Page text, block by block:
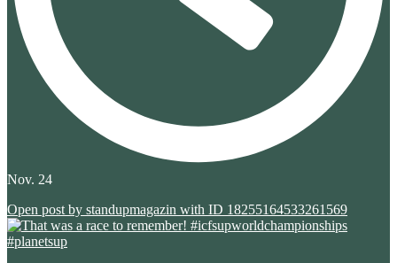
Nov. 24
Open post by standupmagazin with ID 18255164533261569